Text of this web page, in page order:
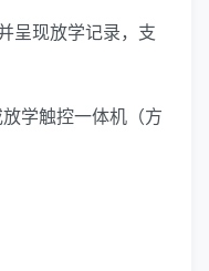
呈现放学记录，支
学触控一体机（方